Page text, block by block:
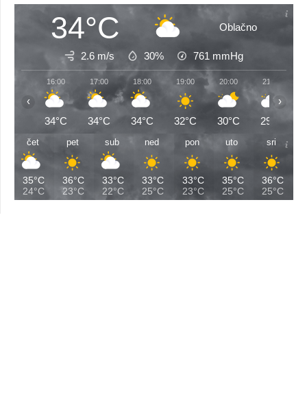
34°C Oblačno
2.6 m/s 30% 761 mmHg
16:00
34°C
17:00
34°C
18:00
34°C
19:00
32°C
20:00
30°C
21:00
29°C
‹ ›
čet
35°C
24°C
pet
36°C
23°C
sub
33°C
22°C
ned
33°C
25°C
pon
33°C
23°C
uto
35°C
25°C
sri
36°C
25°C